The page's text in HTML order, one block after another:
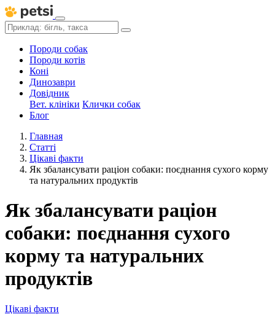
Породи собак
Породи котів
Коні
Динозаври
Довідник
Вет. клініки Клички собак
Блог
Главная
Статті
Цікаві факти
Як збалансувати раціон собаки: поєднання сухого корму
та натуральних продуктів
Як збалансувати раціон
собаки: поєднання сухого
корму та натуральних
продуктів
Цікаві факти